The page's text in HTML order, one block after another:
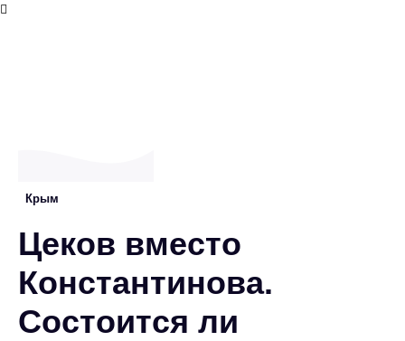
Крым
Цеков вместо
Константинова.
Состоится ли